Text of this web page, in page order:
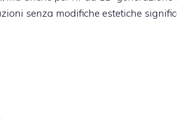
senza modifiche estetiche